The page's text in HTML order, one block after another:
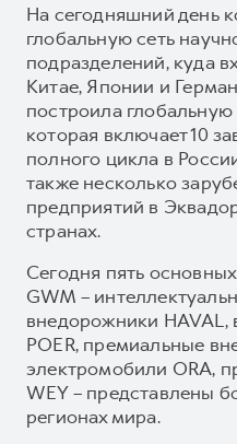
На сегодняшний день
глобальную сеть
подразделений, куда
Китае, Японии и
построила
которая включает 10
полного цикла в
также несколько
предприятий в
странах.
Сегодня пять
GWM –
внедорожники
POER, премиальные
электромобили ORA,
WEY – представлены
регионах мира.